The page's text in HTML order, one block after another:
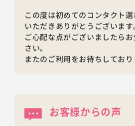
この度は初めてのコンタクト
いただきありがとうございます
ご心配な点がございましたら
さい。
またのご利用をお待ちしており
お客様からの声